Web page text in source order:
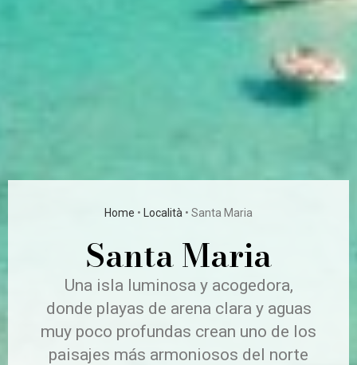
Home • Località • Santa Maria
Santa Maria
Una isla luminosa y acogedora,
donde playas de arena clara y aguas
muy poco profundas crean uno de los
paisajes más armoniosos del norte